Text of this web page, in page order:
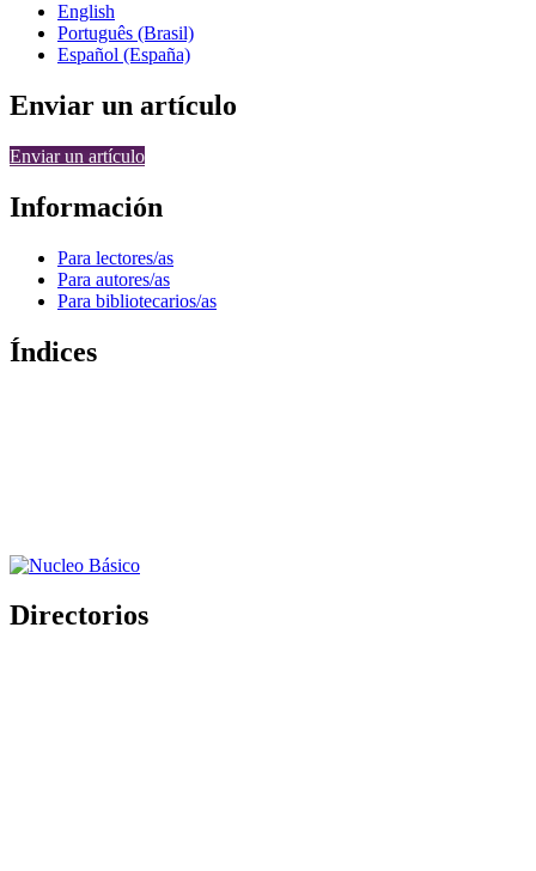
English
Português (Brasil)
Español (España)
Enviar un artículo
Enviar un artículo
Información
Para lectores/as
Para autores/as
Para bibliotecarios/as
Índices
Directorios